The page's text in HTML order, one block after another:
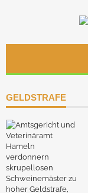
GELDSTRAFE